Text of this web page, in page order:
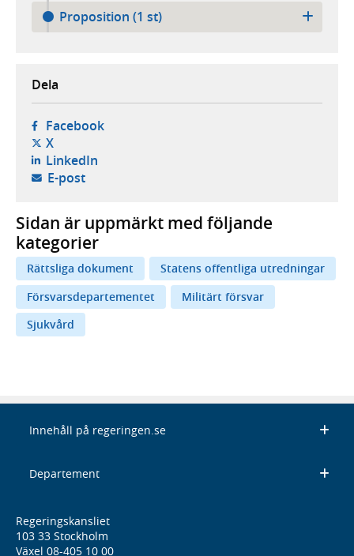
Proposition (1 st)
Dela
Facebook- öppnas i ny flik, extern webbplats,
X- öppnas i ny flik, extern webbplats,
LinkedIn- öppnas i ny flik, extern webbplats,
E-post- öppnar din e-postklient,
Sidan är uppmärkt med följande
kategorier
Rättsliga dokument
Statens offentliga utredningar
Försvarsdepartementet
Militärt försvar
Sjukvård
Innehåll på regeringen.se
Departement
Regeringskansliet
103 33 Stockholm
Växel 08-405 10 00